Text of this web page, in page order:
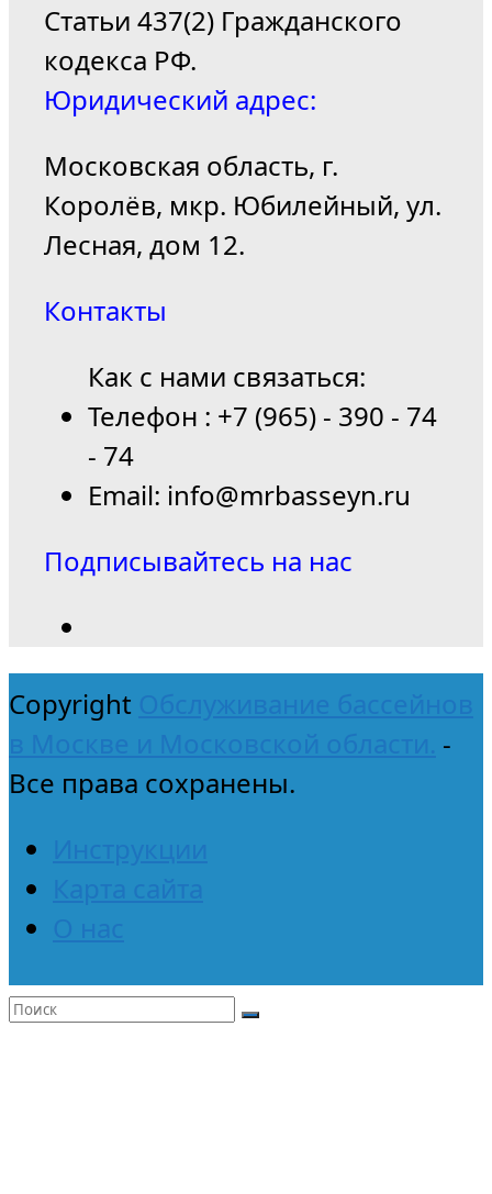
Статьи 437(2) Гражданского
кодекса РФ.
Юридический адрес:
Московская область, г.
Королёв, мкр. Юбилейный, ул.
Лесная, дом 12.
Контакты
Как с нами связаться:
Телефон : +7 (965) - 390 - 74
- 74
Email: info@mrbasseyn.ru
Подписывайтесь на нас
Copyright Обслуживание бассейнов
в Москве и Московской области. -
Все права сохранены.
Инструкции
Карта сайта
О нас